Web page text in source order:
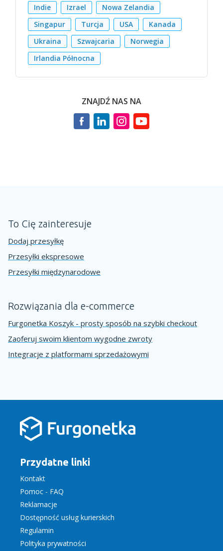
ZNAJDŹ NAS NA
Indie
Izrael
Nowa Zelandia
Singapur
Turcja USA
Kanada
Ukraina
Szwajcaria
Norwegia
Irlandia Północna
To Cię zainteresuje
Dodaj przesyłkę
Przesyłki ekspresowe
Przesyłki międzynarodowe
Rozwiązania dla e-commerce
Furgonetka Koszyk - prosty sposób na szybki checkout
Zaoferuj swoim klientom wygodne zwroty
Integracje z platformami sprzedażowymi
Przydatne linki
Kontakt
Pomoc - FAQ
Reklamacje
Dostępność usług kurierskich
Regulamin
Polityka prywatności